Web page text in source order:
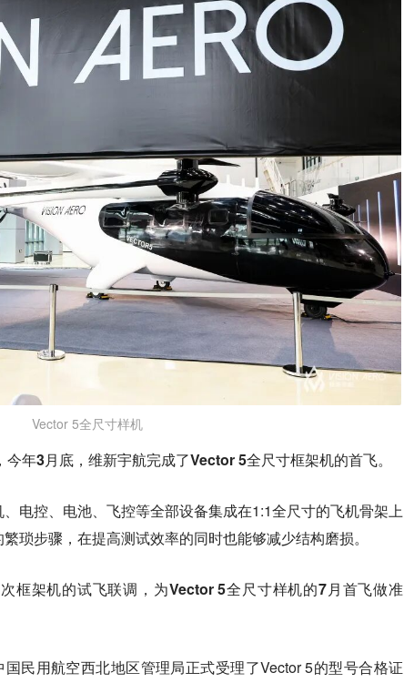
Vector 5全尺寸样机
今年3月底，维新宇航完成了Vector 5全尺寸框架机的首飞。
电控、电池、飞控等全部设备集成在1:1全尺寸的飞机骨架上
琐步骤，在提高测试效率的同时也能够减少结构磨损。
框架机的试飞联调，为Vector 5全尺寸样机的7月首飞做准
民用航空西北地区管理局正式受理了Vector 5的型号合格证